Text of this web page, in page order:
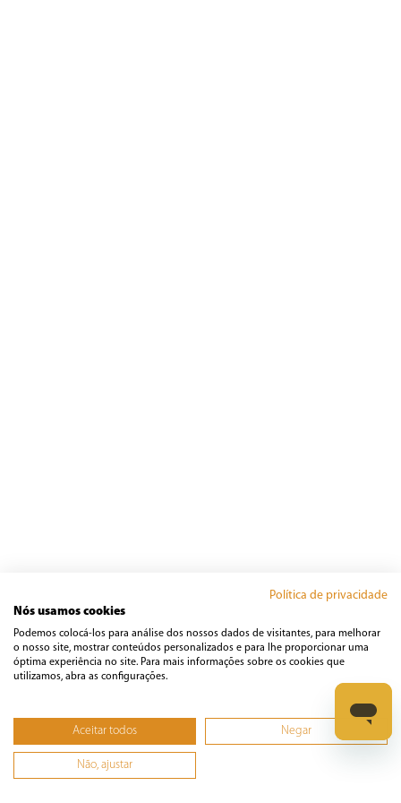
Política de privacidade
Nós usamos cookies
Podemos colocá-los para análise dos nossos dados de visitantes, para melhorar
o nosso site, mostrar conteúdos personalizados e para lhe proporcionar uma
óptima experiência no site. Para mais informações sobre os cookies que
utilizamos, abra as configurações.
Aceitar todos Negar
Não, ajustar